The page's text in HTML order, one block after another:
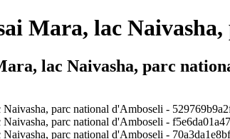
Mara, lac
lac Naivasha, parc